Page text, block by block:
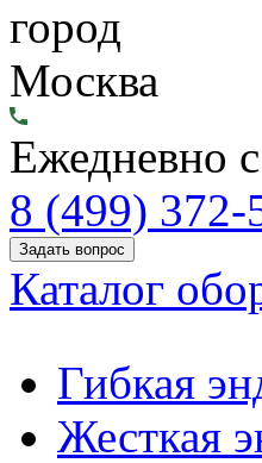
город
Москва
Ежедневно
8 (499) 372-
Задать вопрос
Каталог
Гибкая
Жесткая